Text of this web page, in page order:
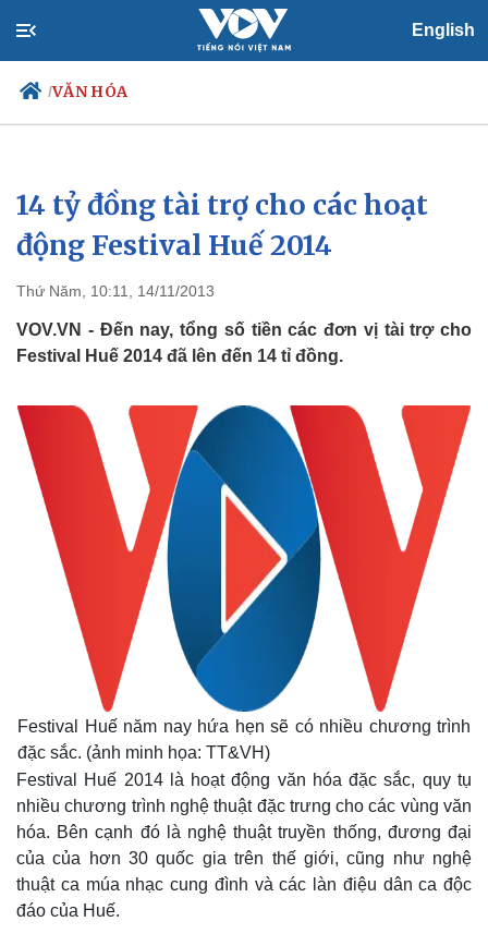
English
/VĂN HÓA
Chính trị
Đảng
Tổ chức nhân sự
Nhận diện sự thật
Xã hội
Tin 24h
Dự báo thời tiết
Việc làm
Biển đảo
14 tỷ đồng tài trợ cho các hoạt
động Festival Huế 2014
Thứ Năm, 10:11, 14/11/2013
VOV.VN - Đến nay, tổng số tiền các đơn vị tài trợ cho
Festival Huế 2014 đã lên đến 14 tỉ đồng.
Festival Huế năm nay hứa hẹn sẽ có nhiều chương trình
đặc sắc. (ảnh minh họa: TT&VH)
Festival Huế 2014 là hoạt động văn hóa đặc sắc, quy tụ
nhiều chương trình nghệ thuật đặc trưng cho các vùng văn
hóa. Bên cạnh đó là nghệ thuật truyền thống, đương đại
của của hơn 30 quốc gia trên thế giới, cũng như nghệ
thuật ca múa nhạc cung đình và các làn điệu dân ca độc
đáo của Huế.